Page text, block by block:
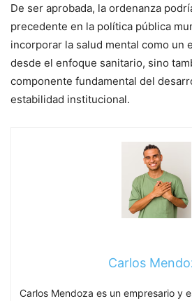
De ser aprobada, la ordenanza
precedente en la política pública
incorporar la salud mental como un
desde el enfoque sanitario, sino
componente fundamental del
estabilidad institucional.
Carlos
Carlos Mendoza es un empresario y